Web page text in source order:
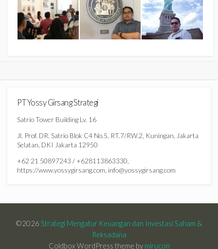
PT Yossy Girsang Strategi
Satrio Tower Building Lv. 16
Jl. Prof. DR. Satrio Blok C4 No.5, RT.7/RW.2, Kuningan, Jakarta
Selatan, DKI Jakarta 12950
+62 21 50897243 / +628113863330,
https://www.yossygirsang.com, info@yossygirsang.com
©2026 Strategi Mengatur Keuangan dan Investasi Saham &
Reksadana
Coldbox WordPress theme by mirucon